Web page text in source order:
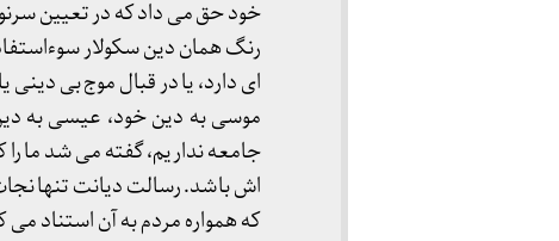
خود حق می داد که در تعیین
رنگ همان دین سکولار
ای دارد، یا در قبال موج بی
موسی به دین خود، عیسی به دین
جامعه نداریم، گفته می شد ما
اش باشد. رسالت دیانت تنها
که همواره مردم به آن استناد